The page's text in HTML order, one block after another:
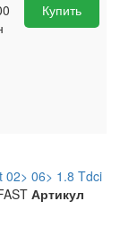
Купить
02> 06> 1.8 Tdci
Артикул